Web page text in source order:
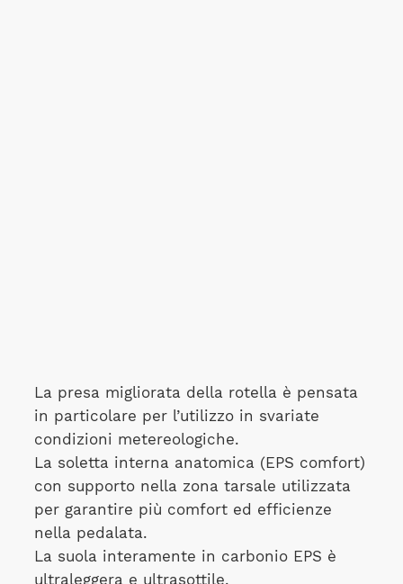
La presa migliorata della rotella è pensata
in particolare per l’utilizzo in svariate
condizioni metereologiche.
La soletta interna anatomica (EPS comfort)
con supporto nella zona tarsale utilizzata
per garantire più comfort ed efficienze
nella pedalata.
La suola interamente in carbonio EPS è
ultraleggera e ultrasottile.